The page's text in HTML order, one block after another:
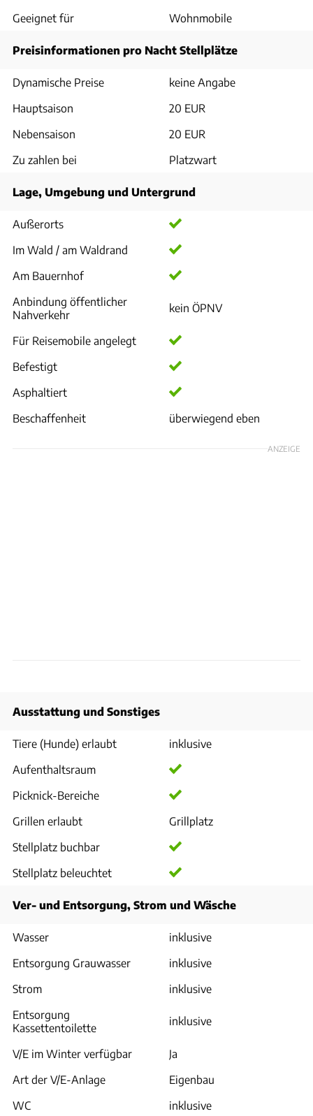
Geeignet für
Wohnmobile
Preisinformationen pro Nacht Stellplätze
Dynamische Preise
keine Angabe
Hauptsaison
20 EUR
Nebensaison
20 EUR
Zu zahlen bei
Platzwart
Lage, Umgebung und Untergrund
Außerorts
Im Wald / am Waldrand
Am Bauernhof
Anbindung öffentlicher
Nahverkehr
kein ÖPNV
Für Reisemobile angelegt
Befestigt
Asphaltiert
Beschaffenheit
überwiegend eben
ANZEIGE
Ausstattung und Sonstiges
Tiere (Hunde) erlaubt
inklusive
Aufenthaltsraum
Picknick-Bereiche
Grillen erlaubt
Grillplatz
Stellplatz buchbar
Stellplatz beleuchtet
Ver- und Entsorgung, Strom und Wäsche
Wasser
inklusive
Entsorgung Grauwasser
inklusive
Strom
inklusive
Entsorgung
Kassettentoilette
inklusive
V/E im Winter verfügbar
Ja
Art der V/E-Anlage
Eigenbau
WC
inklusive